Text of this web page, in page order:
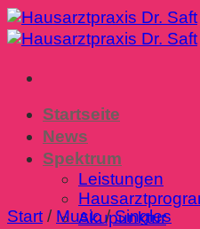
Zum
Inhalt
Startseite
News
Spektrum
Leistungen
Akupunktur
Start / Music / Singles